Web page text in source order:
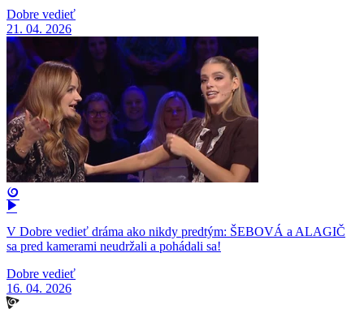
Dobre vedieť
21. 04. 2026
V Dobre vedieť dráma ako nikdy predtým: ŠEBOVÁ a ALAGIČ
sa pred kamerami neudržali a pohádali sa!
Dobre vedieť
16. 04. 2026